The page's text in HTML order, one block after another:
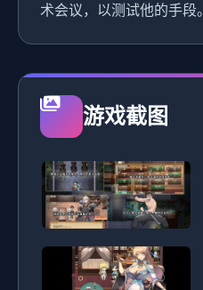
术会议，以测试他的手段。
游戏截图